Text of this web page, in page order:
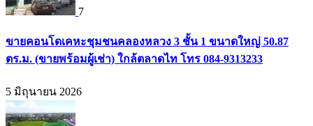
7
ขายคอนโดเคหะชุมชนคลองหลวง 3 ชั้น 1 ขนาดใหญ่ 50.87
ตร.ม. (ขายพร้อมผู้เช่า) ใกล้ตลาดไท โทร 084-9313233
5 มิถุนายน 2026